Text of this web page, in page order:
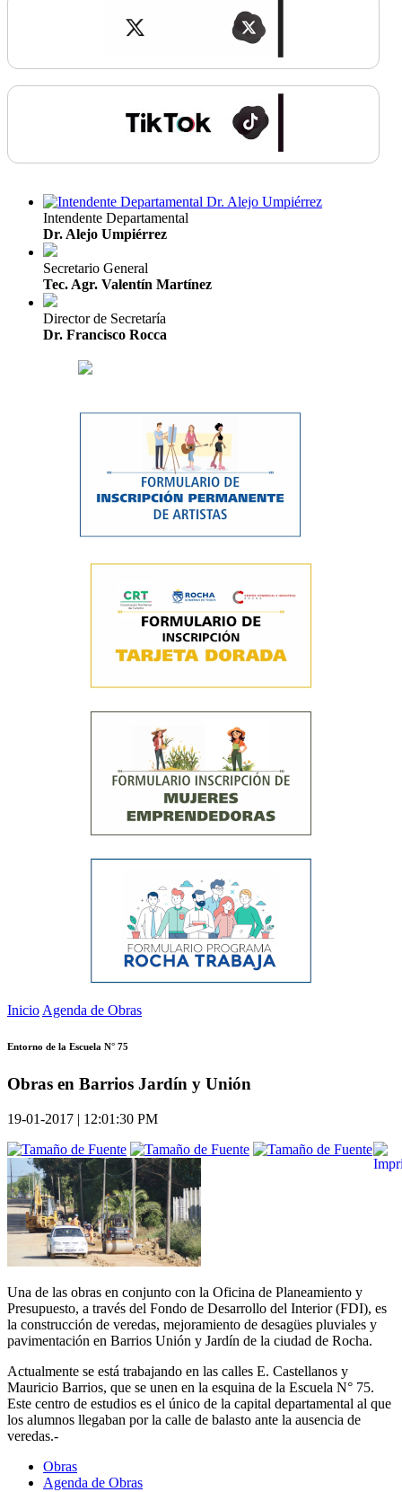
Intendente Departamental
Dr. Alejo Umpiérrez
Secretario General
Tec. Agr. Valentín Martínez
Director de Secretaría
Dr. Francisco Rocca
Inicio Agenda de Obras
Entorno de la Escuela N° 75
Obras en Barrios Jardín y Unión
19-01-2017 | 12:01:30 PM
Una de las obras en conjunto con la Oficina de Planeamiento y
Presupuesto, a través del Fondo de Desarrollo del Interior (FDI), es
la construcción de veredas, mejoramiento de desagües pluviales y
pavimentación en Barrios Unión y Jardín de la ciudad de Rocha.
Actualmente se está trabajando en las calles E. Castellanos y
Mauricio Barrios, que se unen en la esquina de la Escuela N° 75.
Este centro de estudios es el único de la capital departamental al que
los alumnos llegaban por la calle de balasto ante la ausencia de
veredas.-
Obras
Agenda de Obras